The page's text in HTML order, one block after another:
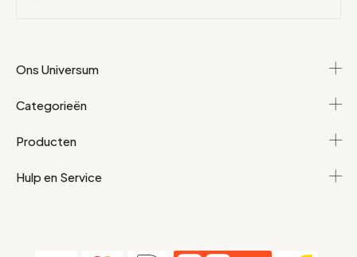
Ons Universum
Categorieën
Producten
Hulp en Service